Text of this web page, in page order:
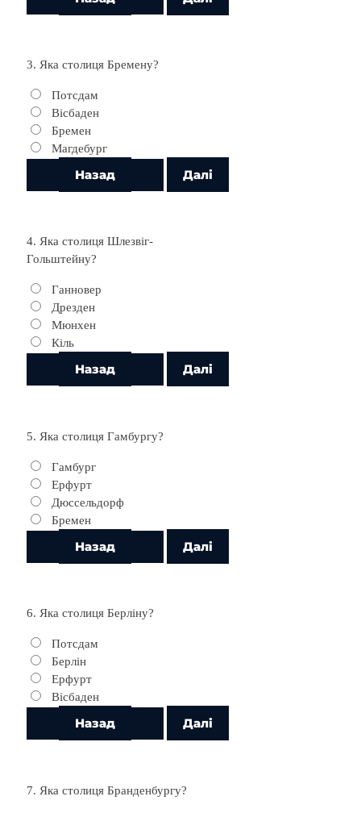
3. Яка столиця Бремену?
Потсдам
Вісбаден
Бремен
Магдебург
4. Яка столиця Шлезвіг-
Гольштейну?
Ганновер
Дрезден
Мюнхен
Кіль
5. Яка столиця Гамбургу?
Гамбург
Ерфурт
Дюссельдорф
Бремен
6. Яка столиця Берліну?
Потсдам
Берлін
Ерфурт
Вісбаден
7. Яка столиця Бранденбургу?